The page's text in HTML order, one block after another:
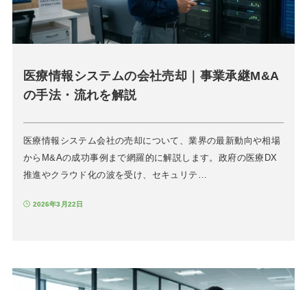
医療情報システムの会社売却｜事業承継M&A
の手法・流れを解説
医療情報システム会社の売却について、業界の最新動向や相場
からM&Aの成功事例まで網羅的に解説します。政府の医療DX
推進やクラウド化の波を受け、セキュリテ…
2026年3月22日